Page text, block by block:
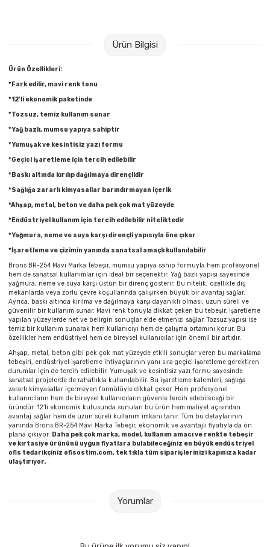
Daksiller
Kaşe Gereçleri
Yapıştırıcılar
Guaj Boyaları
Kuru Boyalar
Mum Boyalar
Parmak Boyaları
Pastel Boyalar
Sulu Boyalar
Yağlı Boyalar
Ürün Bilgisi
Ürün Özellikleri:
*Fark edilir, mavi renk tonu
*12’li ekonomik paketinde
*Tozsuz, temiz kullanım sunar
*Yağ bazlı, mumsu yapıya sahiptir
*Yumuşak ve kesintisiz yazı formu
*Geçici işaretleme için tercih edilebilir
*Baskı altında kırılıp dağılmaya dirençlidir
*Sağlığa zararlı kimyasallar barındırmayan içerik
*Ahşap, metal, beton ve daha pek çok mat yüzeyde
*Endüstriyel kullanım için tercih edilebilir niteliktedir
*Yağmura, neme ve suya karşı dirençli yapısıyla öne çıkar
*İşaretleme ve çizimin yanında sanatsal amaçlı kullanılabilir
Brons BR-254 Mavi Marka Tebeşir, mumsu yapıya sahip formuyla hem profesyonel
hem de sanatsal kullanımlar için ideal bir seçenektir. Yağ bazlı yapısı sayesinde
yağmura, neme ve suya karşı üstün bir direnç gösterir. Bu nitelik, özellikle dış
mekanlarda veya zorlu çevre koşullarında çalışırken büyük bir avantaj sağlar.
Ayrıca, baskı altında kırılma ve dağılmaya karşı dayanıklı olması, uzun süreli ve
güvenilir bir kullanım sunar. Mavi renk tonuyla dikkat çeken bu tebeşir, işaretleme
yapılan yüzeylerde net ve belirgin sonuçlar elde etmenizi sağlar. Tozsuz yapısı ise
temiz bir kullanım sunarak hem kullanıcıyı hem de çalışma ortamını korur. Bu
özellikler hem endüstriyel hem de bireysel kullanıcılar için önemli bir artıdır.
Ahşap, metal, beton gibi pek çok mat yüzeyde etkili sonuçlar veren bu markalama
tebeşiri, endüstriyel işaretleme ihtiyaçlarının yanı sıra geçici işaretleme gerektiren
durumlar için de tercih edilebilir. Yumuşak ve kesintisiz yazı formu sayesinde
sanatsal projelerde de rahatlıkla kullanılabilir. Bu işaretleme kalemleri, sağlığa
zararlı kimyasallar içermeyen formülüyle dikkat çeker. Hem profesyonel
kullanıcıların hem de bireysel kullanıcıların güvenle tercih edebileceği bir
üründür. 12’li ekonomik kutusunda sunulan bu ürün hem maliyet açısından
avantaj sağlar hem de uzun süreli kullanım imkanı tanır. Tüm bu detaylarının
yanında Brons BR-254 Mavi Marka Tebeşir, ekonomik ve avantajlı fiyatıyla da ön
plana çıkıyor. Daha pek çok marka, model, kullanım amacı ve renkte tebeşir
ve kırtasiye ürününü uygun fiyatlara bulabileceğiniz en büyük endüstriyel
ofis tedarikçiniz ofisostim.com, tek tıkla tüm siparişlerinizi kapınıza kadar
ulaştırıyor.
Yorumlar